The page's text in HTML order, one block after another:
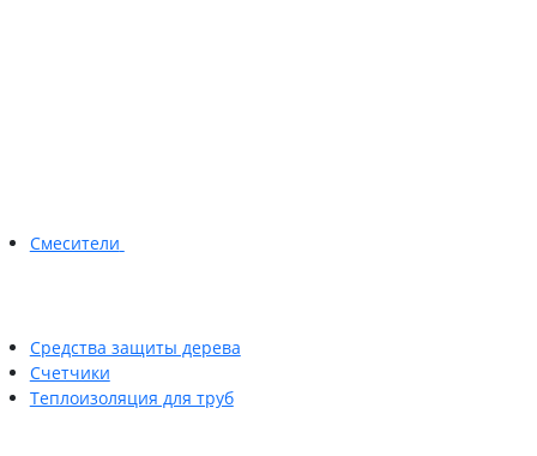
Смесители
Средства защиты дерева
Счетчики
Теплоизоляция для труб